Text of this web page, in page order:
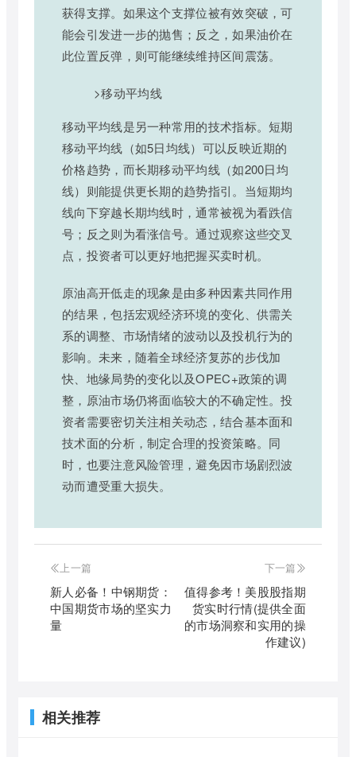
获得支撑。如果这个支撑位被有效突破，可
能会引发进一步的抛售；反之，如果油价在
此位置反弹，则可能继续维持区间震荡。
>移动平均线
移动平均线是另一种常用的技术指标。短期
移动平均线（如5日均线）可以反映近期的
价格趋势，而长期移动平均线（如200日均
线）则能提供更长期的趋势指引。当短期均
线向下穿越长期均线时，通常被视为看跌信
号；反之则为看涨信号。通过观察这些交叉
点，投资者可以更好地把握买卖时机。
原油高开低走的现象是由多种因素共同作用
的结果，包括宏观经济环境的变化、供需关
系的调整、市场情绪的波动以及投机行为的
影响。未来，随着全球经济复苏的步伐加
快、地缘局势的变化以及OPEC+政策的调
整，原油市场仍将面临较大的不确定性。投
资者需要密切关注相关动态，结合基本面和
技术面的分析，制定合理的投资策略。同
时，也要注意风险管理，避免因市场剧烈波
动而遭受重大损失。
上一篇
新人必备！中钢期货：
中国期货市场的坚实力
量
下一篇
值得参考！美股股指期
货实时行情(提供全面
的市场洞察和实用的操
作建议)
相关推荐